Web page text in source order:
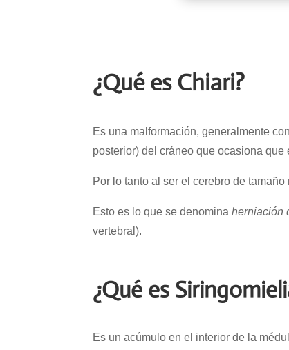
¿Qué es Chiari?
Es una malformación, generalmente
posterior) del cráneo que ocasiona
Por lo tanto al ser el cerebro de
Esto es lo que se denominaherniación
vertebral).
¿Qué es
Es un acúmulo en el interior de la